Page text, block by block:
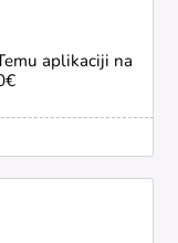
aplikaciji na